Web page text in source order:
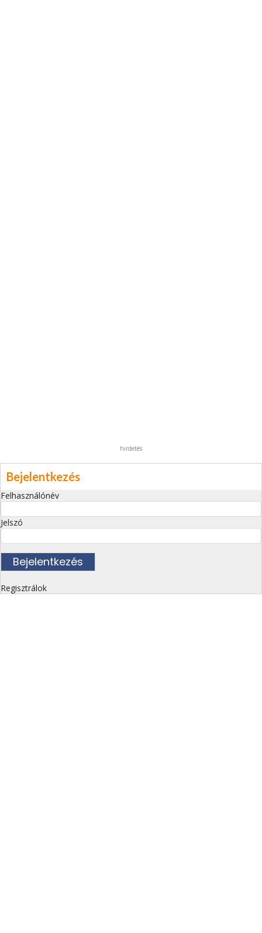
hirdetés
Bejelentkezés
Felhasználónév
Jelszó
Regisztrálok